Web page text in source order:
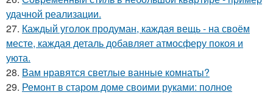
удачной реализации.
27. Каждый уголок продуман, каждая вещь - на своём
месте, каждая деталь добавляет атмосферу покоя и
уюта.
28. Вам нравятся светлые ванные комнаты?
29. Ремонт в старом доме своими руками: полное